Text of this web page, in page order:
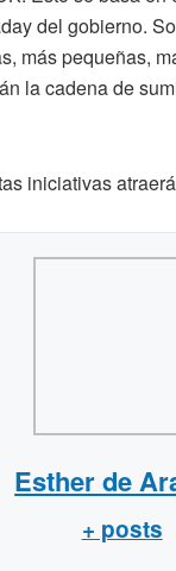
del gobierno.
más pequeñas,
la cadena de
iniciativas
Esther de
+ posts